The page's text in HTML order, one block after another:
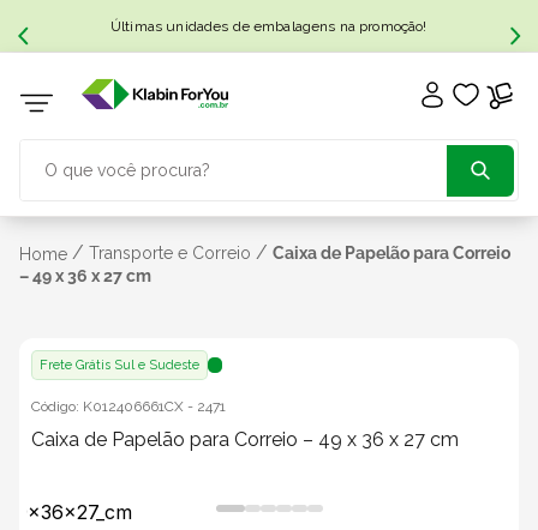
Últimas unidades de embalagens na promoção!
Home / Transporte e Correio / Caixa de Papelão para Correio
– 49 x 36 x 27 cm
Frete Grátis Sul e Sudeste
Código: K012406661CX - 2471
Caixa de Papelão para Correio – 49 x 36 x 27 cm
TERMOS MAIS BUSCADOS
3º caixa sedex
4º caixas